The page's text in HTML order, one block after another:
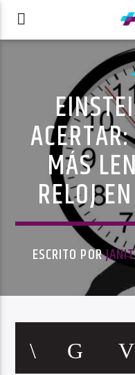
MÁS
RELOJ
ESCRITO POR